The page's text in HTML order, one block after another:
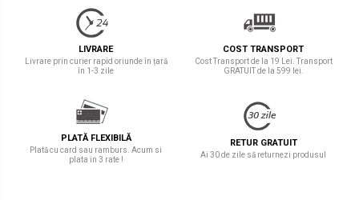
LIVRARE
Livrare prin curier rapid oriunde în țară
în 1-3 zile
COST TRANSPORT
Cost Transport de la 19 Lei. Transport
GRATUIT de la 599 lei.
PLATĂ FLEXIBILĂ
Plată cu card sau ramburs. Acum si
plata in 3 rate !
RETUR GRATUIT
Ai 30 de zile să returnezi produsul